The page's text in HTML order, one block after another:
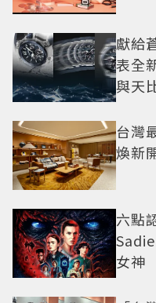
獻給
表全
與天
台灣
煥新
六點
女神